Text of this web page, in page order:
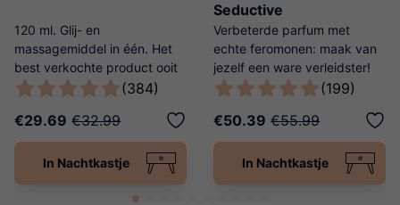
120 ml. Glij- en
massagemiddel in één. Het
best verkochte product ooit
van Ladies Night! (384)
€29.69 €32.99
In Nachtkastje
Seductive
Verbeterde parfum met
echte feromonen: maak van
jezelf een ware verleidster!
(199)
€50.39 €55.99
In Nachtkastje